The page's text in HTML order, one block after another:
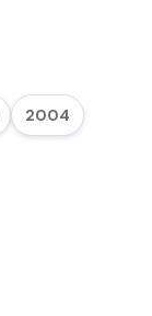
2004